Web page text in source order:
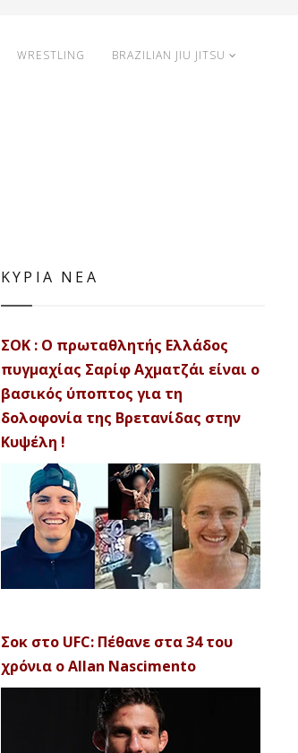
WRESTLING BRAZILIAN JIU JITSU
ΚΥΡΙΑ ΝΕΑ
ΣΟΚ : Ο πρωταθλητής Ελλάδος
πυγμαχίας Σαρίφ Αχματζάι είναι ο
βασικός ύποπτος για τη
δολοφονία της Βρετανίδας στην
Κυψέλη !
Σοκ στο UFC: Πέθανε στα 34 του
χρόνια ο Allan Nascimento